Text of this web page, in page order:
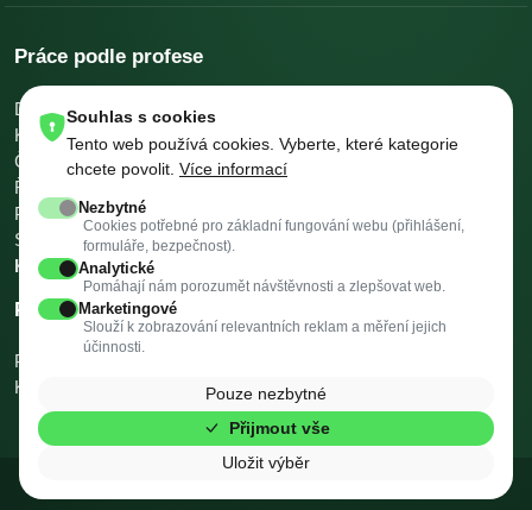
Práce podle profese
Dělníci v oblasti výstavby a údržby budov
KuchařiSkladníci, obsluha manipulačních vozíků
Číšníci a servírky
Ostatní uklízeči a pomocníci
Řidiči nákladních automobilů, tahačů a speciálních vozidel
Pomocníci v kuchyni
Svářeči
Všechny profese →
Platy podle profese →
Kalkulačky →
Práce podle města
Praha
Kopřivnice
Rožnov pod RadhoštěmKrnov
© 2026 Flekni. Všechna práva vyhrazena. v2.3 (f50d58f · 02.08.2026)
Souhlas s cookies
Tento web používá cookies. Vyberte, které kategorie
chcete povolit. Více informací
Nezbytné
Cookies potřebné pro základní fungování webu (přihlášení,
formuláře, bezpečnost).
Analytické
Pomáhají nám porozumět návštěvnosti a zlepšovat web.
Marketingové
Slouží k zobrazování relevantních reklam a měření jejich
účinnosti.
Pouze nezbytné
Přijmout vše
Uložit výběr